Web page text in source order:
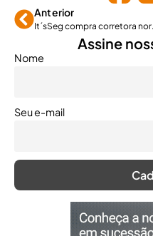
Anterior
Assine
Nome
Seu e-mail